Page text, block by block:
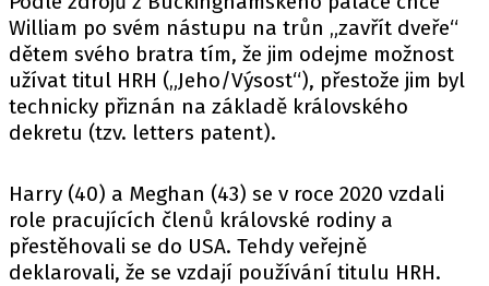
William po svém nástupu na trůn „zavřít dveře“
dětem svého bratra tím, že jim odejme možnost
užívat titul HRH („Jeho/Výsost“), přestože jim byl
technicky přiznán na základě královského
dekretu (tzv. letters patent).
Harry (40) a Meghan (43) se v roce 2020 vzdali
role pracujících členů královské rodiny a
přestěhovali se do USA. Tehdy veřejně
deklarovali, že se vzdají používání titulu HRH.